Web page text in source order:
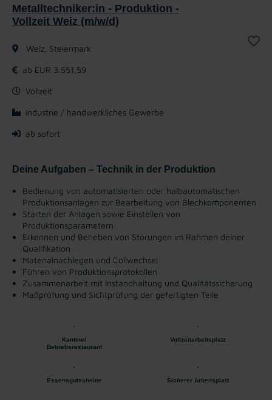
Metalltechniker:in - Produktion -
Vollzeit Weiz (m/w/d)
Weiz, Steiermark
ab EUR 3.551,59
Vollzeit
Industrie / handwerkliches Gewerbe
ab sofort
Deine Aufgaben – Technik in der Produktion
Bedienung von automatisierten oder halbautomatischen
Produktionsanlagen zur Bearbeitung von Blechkomponenten
Starten der Anlagen sowie Einstellen von
Produktionsparametern
Erkennen und Beheben von Störungen im Rahmen deiner
Qualifikation
Materialnachlegen und Coilwechsel
Führen von Produktionsprotokollen
Zusammenarbeit mit Instandhaltung und Qualitätssicherung
Maßprüfung und Sichtprüfung der gefertigten Teile
Kantine/
Betriebsrestaurant
Vollzeitarbeitsplatz
Essensgutscheine Sicherer Arbeitsplatz